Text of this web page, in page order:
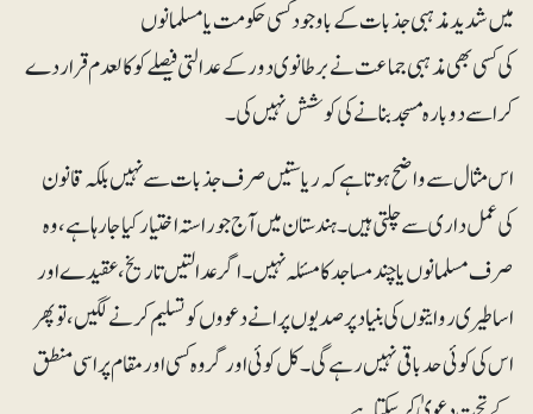
میں شدید مذہبی جذبات کے باوجود کسی حکومت یا مسلمانوں
کی کسی بھی مذہبی جماعت نے برطانوی دور کے عدالتی فیصلے کو کالعدم قرار دے
کر اسے دوبارہ مسجد بنانے کی کوشش نہیں کی۔
اس مثال سے واضح ہوتا ہے کہ ریاستیں صرف جذبات سے نہیں بلکہ قانون
کی عمل داری سے چلتی ہیں۔ہندستان میں آج جو راستہ اختیار کیا جا رہا ہے، وہ
صرف مسلمانوں یا چند مساجد کا مسئلہ نہیں۔ اگر عدالتیں تاریخ، عقیدے اور
اساطیری روایتوں کی بنیاد پر صدیوں پرانے دعووں کو تسلیم کرنے لگیں، تو پھر
اس کی کوئی حد باقی نہیں رہے گی۔ کل کوئی اور گروہ کسی اور مقام پر اسی منطق